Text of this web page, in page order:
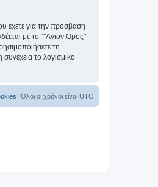
έχετε για την πρόσβαση
με το “"Αγιον Ορος"
τη
το λογισμικό
Όλοι οι χρόνοι είναι UTC